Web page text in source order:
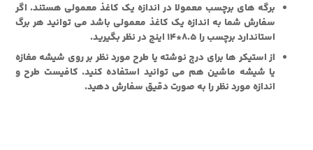
برگه های برچسب معمولا در اندازه یک کاغذ معمولی هستند. اگر
سفارش شما به اندازه یک کاغذ معمولی باشد می توانید هر برگ
استاندارد برچسب را 8.5*14 اینچ در نظر بگیرید.
از استیکر ها برای درج نوشته یا طرح مورد نظر بر روی شیشه مغازه
یا شیشه ماشین هم می توانید استفاده کنید. کافیست طرح و
اندازه مورد نظر را به صورت دقیق سفارش دهید.